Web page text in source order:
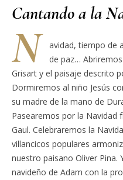
Cantando a la
N
avidad, tiempo de
de paz…
Grisart y el paisaje descrito
Dormiremos al niño Jesús
su madre de la mano de
Pasearemos por la Navidad
Gaul. Celebraremos la
villancicos populares
nuestro paisano Oliver Pina.
navideño de Adam con la